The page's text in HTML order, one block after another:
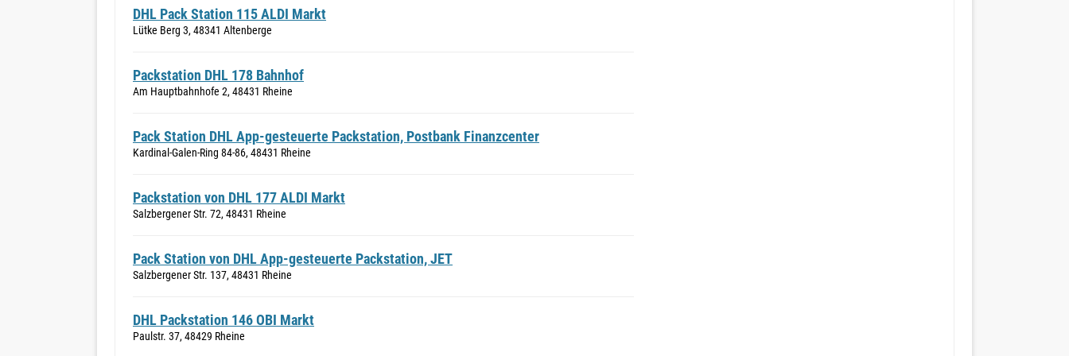
DHL Pack Station 115 ALDI Markt
Lütke Berg 3, 48341 Altenberge
Packstation DHL 178 Bahnhof
Am Hauptbahnhofe 2, 48431 Rheine
Pack Station DHL App-gesteuerte Packstation, Postbank Finanzcenter
Kardinal-Galen-Ring 84-86, 48431 Rheine
Packstation von DHL 177 ALDI Markt
Salzbergener Str. 72, 48431 Rheine
Pack Station von DHL App-gesteuerte Packstation, JET
Salzbergener Str. 137, 48431 Rheine
DHL Packstation 146 OBI Markt
Paulstr. 37, 48429 Rheine